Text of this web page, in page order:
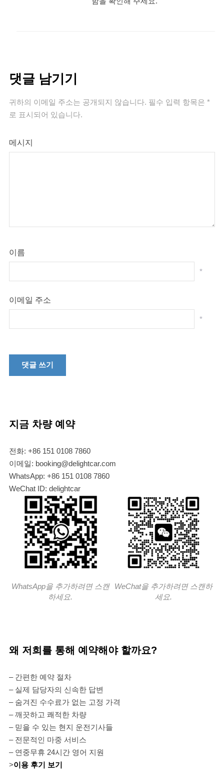
댓글 남기기
귀하의 이메일 주소는 공개되지 않습니다. 필수 입력 항목은 *
로 표시되어 있습니다.
메시지
이름
*
이메일 주소
*
지금 차량 예약
전화: +86 151 0108 7860
이메일: booking@delightcar.com
WhatsApp: +86 151 0108 7860
WeChat ID: delightcar
WhatsApp을 추가하려면 스캔
하세요.
WeChat을 추가하려면 스캔하
세요.
왜 저희를 통해 예약해야 할까요?
– 간편한 예약 절차
– 실제 담당자의 신속한 답변
– 숨겨진 수수료가 없는 고정 가격
– 깨끗하고 쾌적한 차량
– 믿을 수 있는 현지 운전기사들
– 전문적인 마중 서비스
– 연중무휴 24시간 영어 지원
>이용 후기 보기